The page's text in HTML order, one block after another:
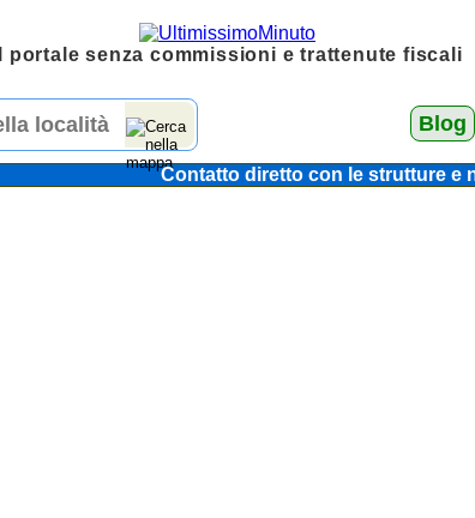
Il portale senza commissioni e trattenute fiscali
Blog
Contatto diretto con le strutture e